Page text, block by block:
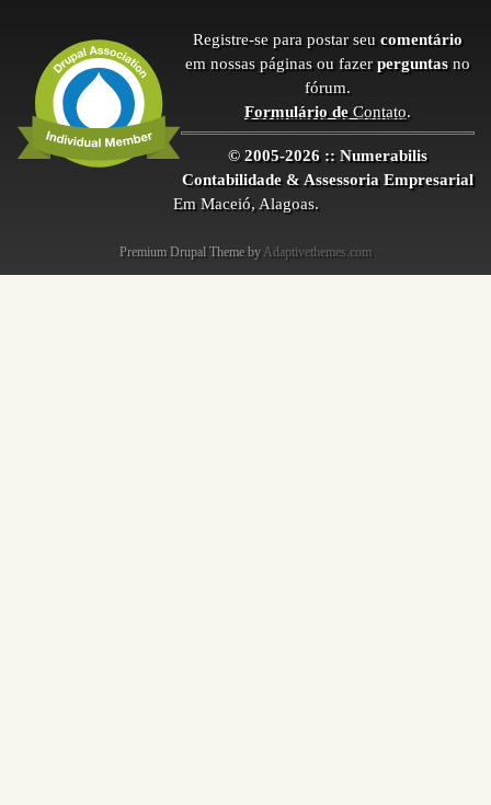
Registre-se para postar seu comentário
em nossas páginas ou fazer perguntas no
fórum.
Formulário deContato.
© 2005-2026 :: Numerabilis
Contabilidade & Assessoria Empresarial
Em Maceió, Alagoas.
Premium Drupal Theme by Adaptivethemes.com